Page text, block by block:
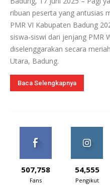
ribuan peserta yang antusias
PMR VI Kabupaten Badung
siswa-siswi dari jenjang PMR
diselenggarakan secara
Utara, Badung.
Baca Selengkapnya
507,758
Fans
54,555
Pengikut